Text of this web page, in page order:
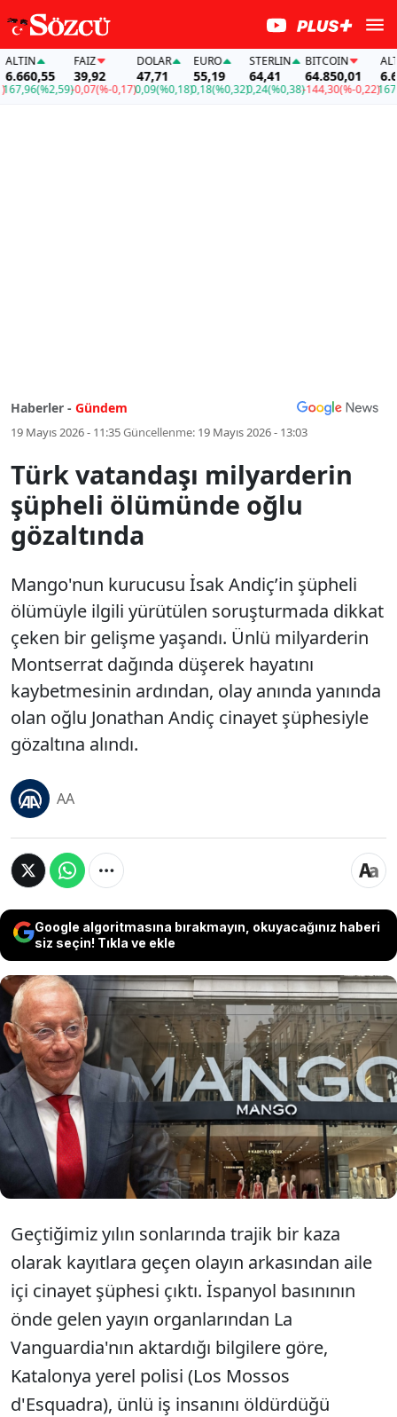
(%2,59)
FAİZ
39,92
-0,07(%-0,17)
DOLAR
47,71
0,09(%0,18)
EURO
55,19
0,18(%0,32)
STERLIN
64,41
0,24(%0,38)
BITCOIN
64.850,01
-144,30(%-0,22)
ALTIN
167,96
Haberler - Gündem
19 Mayıs 2026 - 11:35Güncellenme: 19 Mayıs 2026 - 13:03
Türk vatandaşı milyarderin
şüpheli ölümünde oğlu
gözaltında
Mango'nun kurucusu İsak Andiç’in şüpheli
ölümüyle ilgili yürütülen soruşturmada dikkat
çeken bir gelişme yaşandı. Ünlü milyarderin
Montserrat dağında düşerek hayatını
kaybetmesinin ardından, olay anında yanında
olan oğlu Jonathan Andiç cinayet şüphesiyle
gözaltına alındı.
AA
Google algoritmasına bırakmayın, okuyacağınız haberi
siz seçin! Tıkla ve ekle
Mango'nun kurucusu İsak Andiç’in şüpheli
ölümüyle ilgili yürütülen soruşturmada dikkat
çeken bir gelişme yaşandı. Ünlü milyarderin
Montserrat dağında düşerek hayatını
kaybetmesinin ardından, olay anında yanında
olan oğlu Jonathan Andiç cinayet şüphesiyle
gözaltına alındı.
Geçtiğimiz yılın sonlarında trajik bir kaza
olarak kayıtlara geçen olayın arkasından aile
içi cinayet şüphesi çıktı. İspanyol basınının
önde gelen yayın organlarından La
Vanguardia'nın aktardığı bilgilere göre,
Katalonya yerel polisi (Los Mossos
d'Esquadra), ünlü iş insanını öldürdüğü